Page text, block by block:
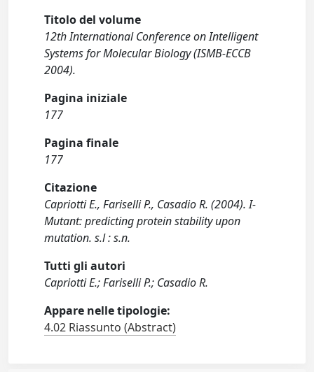
Titolo del volume
12th International Conference on Intelligent
Systems for Molecular Biology (ISMB-ECCB
2004).
Pagina iniziale
177
Pagina finale
177
Citazione
Capriotti E., Fariselli P., Casadio R. (2004). I-
Mutant: predicting protein stability upon
mutation. s.l : s.n.
Tutti gli autori
Capriotti E.; Fariselli P.; Casadio R.
Appare nelle tipologie:
4.02 Riassunto (Abstract)